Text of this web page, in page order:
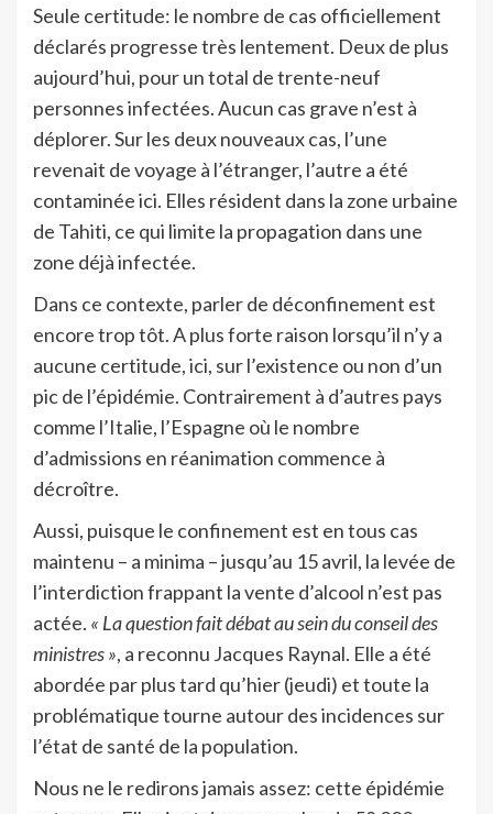
Seule certitude: le nombre de cas officiellement
déclarés progresse très lentement. Deux de plus
aujourd’hui, pour un total de trente-neuf
personnes infectées. Aucun cas grave n’est à
déplorer. Sur les deux nouveaux cas, l’une
revenait de voyage à l’étranger, l’autre a été
contaminée ici. Elles résident dans la zone urbaine
de Tahiti, ce qui limite la propagation dans une
zone déjà infectée.
Dans ce contexte, parler de déconfinement est
encore trop tôt. A plus forte raison lorsqu’il n’y a
aucune certitude, ici, sur l’existence ou non d’un
pic de l’épidémie. Contrairement à d’autres pays
comme l’Italie, l’Espagne où le nombre
d’admissions en réanimation commence à
décroître.
Aussi, puisque le confinement est en tous cas
maintenu – a minima – jusqu’au 15 avril, la levée de
l’interdiction frappant la vente d’alcool n’est pas
actée. « La question fait débat au sein du conseil des
ministres », a reconnu Jacques Raynal. Elle a été
abordée par plus tard qu’hier (jeudi) et toute la
problématique tourne autour des incidences sur
l’état de santé de la population.
Nous ne le redirons jamais assez: cette épidémie